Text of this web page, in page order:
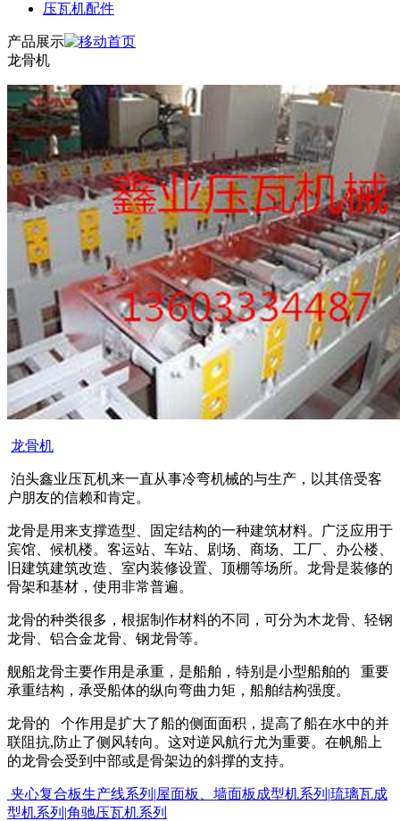
压瓦机配件
产品展示
龙骨机
龙骨机
泊头鑫业压瓦机来一直从事冷弯机械的与生产，以其倍受客
户朋友的信赖和肯定。
龙骨是用来支撑造型、固定结构的一种建筑材料。广泛应用于
宾馆、候机楼。客运站、车站、剧场、商场、工厂、办公楼、
旧建筑建筑改造、室内装修设置、顶棚等场所。龙骨是装修的
骨架和基材，使用非常普遍。
龙骨的种类很多，根据制作材料的不同，可分为木龙骨、轻钢
龙骨、铝合金龙骨、钢龙骨等。
舰船龙骨主要作用是承重，是船舶，特别是小型船舶的 重要
承重结构，承受船体的纵向弯曲力矩，船舶结构强度。
龙骨的 个作用是扩大了船的侧面面积，提高了船在水中的并
联阻抗,防止了侧风转向。这对逆风航行尤为重要。在帆船上
的龙骨会受到中部或是骨架边的斜撑的支持。
夹心复合板生产线系列 |屋面板、墙面板成型机系列 |琉璃瓦成
型机系列 |角驰压瓦机系列